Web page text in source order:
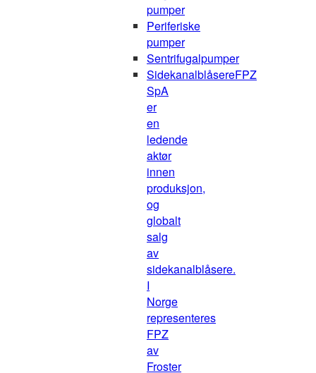
pumper
Periferiske
pumper
Sentrifugalpumper
SidekanalblåsereFPZ
SpA
er
en
ledende
aktør
innen
produksjon,
og
globalt
salg
av
sidekanalblåsere.
I
Norge
representeres
FPZ
av
Froster